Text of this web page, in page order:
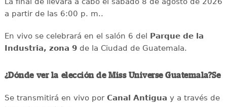
a partir de las 6:00 p. m..
En vivo se celebrará en el salón 6 del Parque de la
Industria, zona 9de la Ciudad de Guatemala.
¿Dónde ver la elección de Miss Universe Guatemala?Se
Se transmitirá en vivo porCanal Antigua y a través de